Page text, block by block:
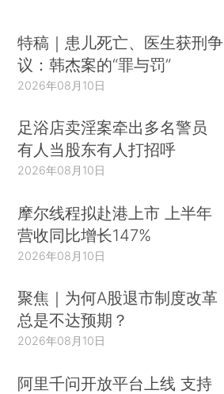
特稿｜患儿死亡、医生获刑争
议：韩杰案的“罪与罚”
2026年08月10日
足浴店卖淫案牵出多名警员
有人当股东有人打招呼
2026年08月10日
摩尔线程拟赴港上市 上半年
营收同比增长147%
2026年08月10日
聚焦｜为何A股退市制度改革
总是不达预期？
2026年08月10日
阿里千问开放平台上线 支持